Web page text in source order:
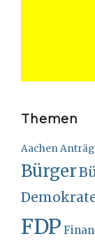
Themen
Aachen
Bürger
FDP